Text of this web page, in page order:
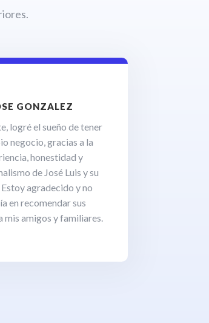
GONZALEZ
logré el sueño de tener
negocio, gracias a la
honestidad y
de José Luis y su
agradecido y no
en recomendar sus
mis amigos y familiares.